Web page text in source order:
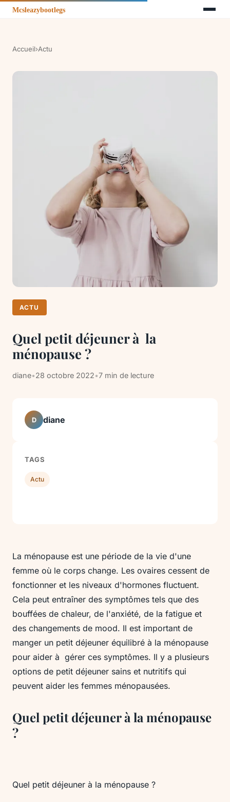
Accueil›Actu
ACTU
Quel petit déjeuner à la
ménopause ?
diane•28 octobre 2022•7 min de lecture
La ménopause est une période de la vie d'une
femme où le corps change. Les ovaires cessent de
fonctionner et les niveaux d'hormones fluctuent.
Cela peut entraîner des symptômes tels que des
bouffées de chaleur, de l'anxiété, de la fatigue et
des changements de mood. Il est important de
manger un petit déjeuner équilibré à la ménopause
pour aider à gérer ces symptômes. Il y a plusieurs
options de petit déjeuner sains et nutritifs qui
peuvent aider les femmes ménopausées.
Quel petit déjeuner à la ménopause
?
Quel petit déjeuner à la ménopause ?
D diane
TAGS
Actu